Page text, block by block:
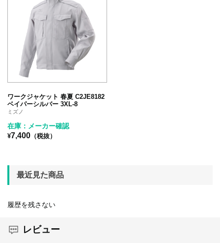
ワークジャケット 春夏 C2JE8182
ベイパーシルバー 3XL-8
ミズノ
在庫：メーカー確認
¥7,400 （税抜）
最近見た商品
履歴を残さない
レビュー